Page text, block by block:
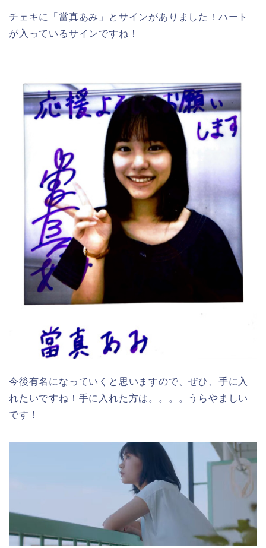
チェキに「當真あみ」とサインがありました！ハート
が入っているサインですね！
今後有名になっていくと思いますので、ぜひ、手に入
れたいですね！手に入れた方は。。。。うらやましい
です！